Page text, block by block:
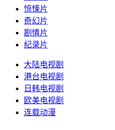
惊悚片
奇幻片
剧情片
纪录片
大陆电视剧
港台电视剧
日韩电视剧
欧美电视剧
连载动漫